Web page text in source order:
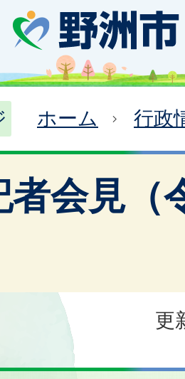
ホーム 行政
者会見（
更